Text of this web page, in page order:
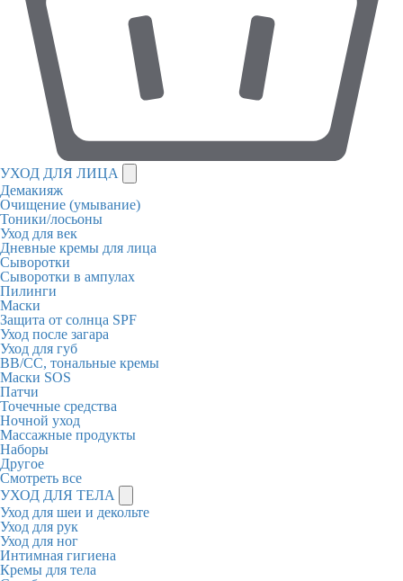
УХОД ДЛЯ ЛИЦА
Демакияж
Очищение (умывание)
Тоники/лосьоны
Уход для век
Дневные кремы для лица
Сыворотки
Сыворотки в ампулах
Пилинги
Маски
Защита от солнца SPF
Уход после загара
Уход для губ
BB/CC, тональные кремы
Маски SOS
Патчи
Точечные средства
Ночной уход
Массажные продукты
Наборы
Другое
Смотреть все
УХОД ДЛЯ ТЕЛА
Уход для шеи и декольте
Уход для рук
Уход для ног
Интимная гигиена
Кремы для тела